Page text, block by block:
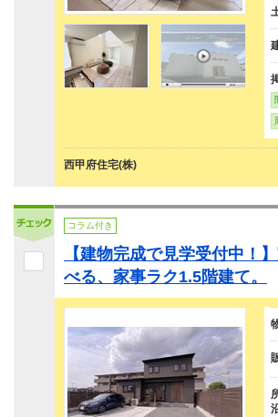
西甲府住宅(株)
コラム付き
【建物完成で見学受付中！
べる、家事ラク1.5階建て。